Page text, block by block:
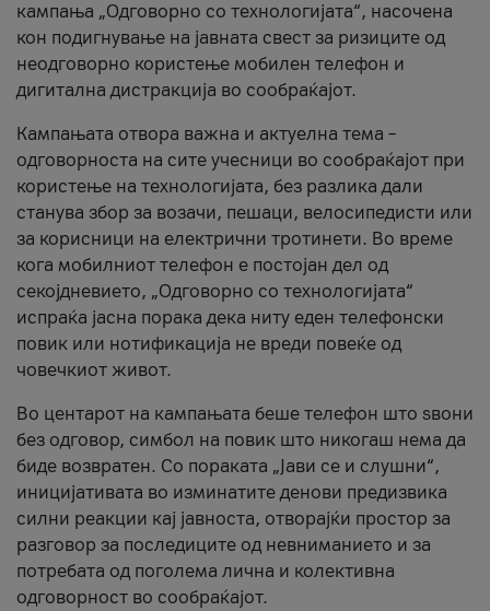
кампања „Одговорно со технологијата“, насочена
кон подигнување на јавната свест за ризиците од
неодговорно користење мобилен телефон и
дигитална дистракција во сообраќајот.
Кампањата отвора важна и актуелна тема –
одговорноста на сите учесници во сообраќајот при
користење на технологијата, без разлика дали
станува збор за возачи, пешаци, велосипедисти или
за корисници на електрични тротинети. Во време
кога мобилниот телефон е постојан дел од
секојдневието, „Одговорно со технологијата“
испраќа јасна порака дека ниту еден телефонски
повик или нотификација не вреди повеќе од
човечкиот живот.
Во центарот на кампањата беше телефон што ѕвони
без одговор, симбол на повик што никогаш нема да
биде возвратен. Со пораката „Јави се и слушни“,
иницијативата во изминатите денови предизвика
силни реакции кај јавноста, отворајќи простор за
разговор за последиците од невниманието и за
потребата од поголема лична и колективна
одговорност во сообраќајот.